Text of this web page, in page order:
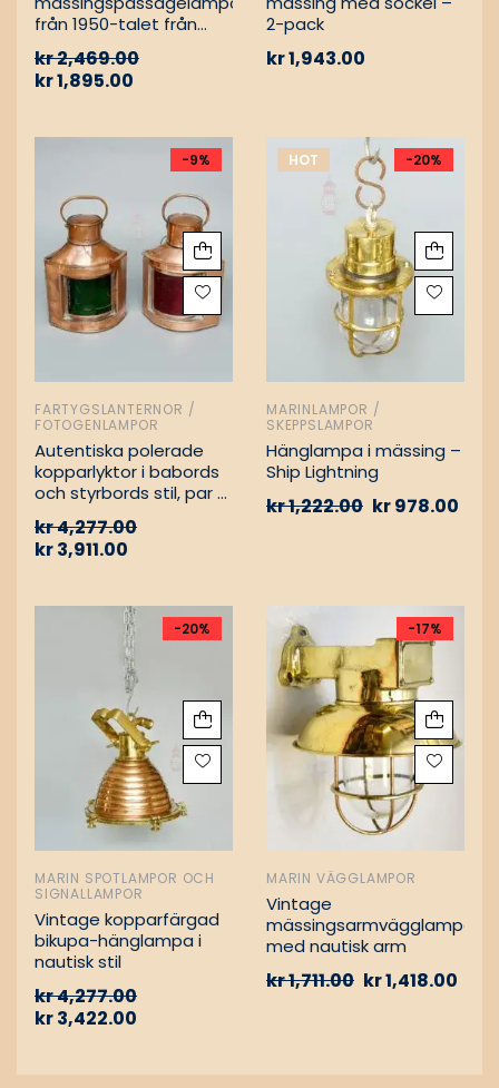
från 1950-talet från
kr2,469.00
kr1,895.00
2-pack
kr1,943.00
-9%
FARTYGSLANTERNOR /
FOTOGENLAMPOR
Autentiska polerade
kopparlyktor i babords
och styrbords stil, par –
oljelampor
kr4,277.00
kr3,911.00
HOT -20%
MARINLAMPOR /
SKEPPSLAMPOR
Hänglampa i mässing –
Ship Lightning
kr1,222.00 kr978.00
-20%
MARIN SPOTLAMPOR OCH
SIGNALLAMPOR
Vintage kopparfärgad
bikupa-hänglampa i
nautisk stil
kr4,277.00
kr3,422.00
-17%
MARIN VÄGGLAMPOR
Vintage
mässingsarmvägglampa
med nautisk arm
kr1,711.00 kr1,418.00